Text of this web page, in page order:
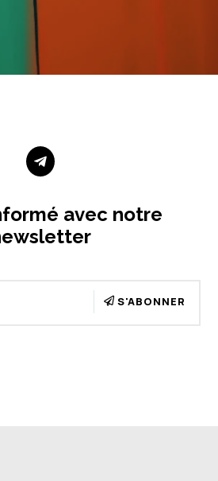

avec notre
S'ABONNER